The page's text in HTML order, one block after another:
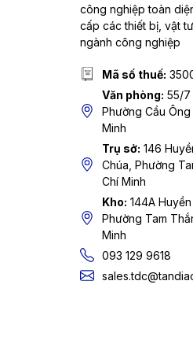
công nghiệp toàn
cấp các thiết bị, vật
ngành công nghiệp
Mã số thuế:
Văn phòng: 55/7
Phường Cầu
Minh
Trụ sở: 146
Chúa, Phường
Chí Minh
Kho: 144A
Phường Tam
Minh
093 129 9618